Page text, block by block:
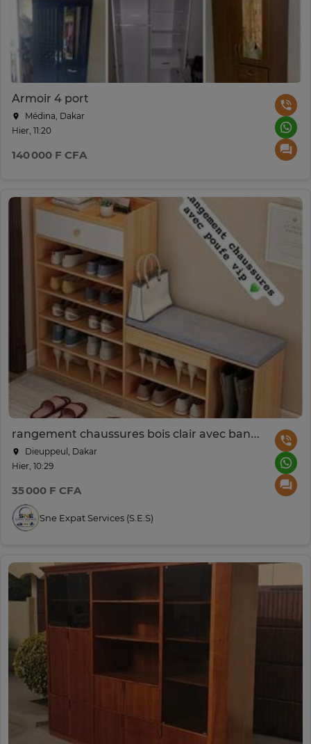
Armoir 4 port
Médina, Dakar
Hier, 11:20
140 000 F CFA
rangement chaussures bois clair avec banc gris
Dieuppeul, Dakar
Hier, 10:29
35 000 F CFA
Sne Expat Services (S.e.s)